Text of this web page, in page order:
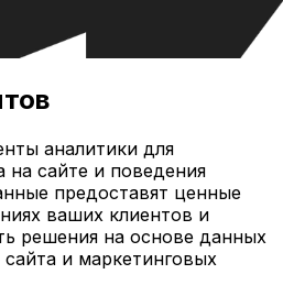
аналитики для
на сайте и поведения
предоставят ценные
ваших клиентов и
решения на основе данных
и маркетинговых